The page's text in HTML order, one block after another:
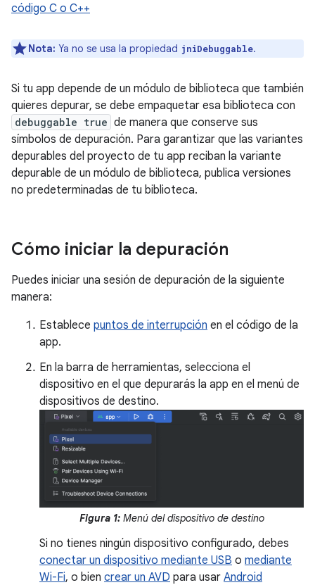
código C o C++
Nota: Ya no se usa la propiedad jniDebuggable.
Si tu app depende de un módulo de biblioteca que también
quieres depurar, se debe empaquetar esa biblioteca con
debuggable true de manera que conserve sus
símbolos de depuración. Para garantizar que las variantes
depurables del proyecto de tu app reciban la variante
depurable de un módulo de biblioteca, publica versiones
no predeterminadas de tu biblioteca.
Cómo iniciar la depuración
Puedes iniciar una sesión de depuración de la siguiente
manera:
Establece puntos de interrupción en el código de la
app.
En la barra de herramientas, selecciona el
dispositivo en el que depurarás la app en el menú de
dispositivos de destino.
Figura 1:Menú del dispositivo de destino
Si no tienes ningún dispositivo configurado, debes
conectar un dispositivo mediante USB o mediante
Wi-Fi, o bien crear un AVD para usar Android